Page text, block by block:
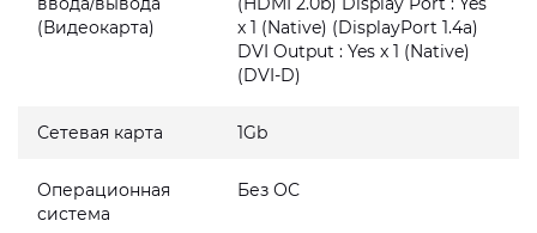
(Видеокарта)
x 1 (Native) (DisplayPort 1.4a)
DVI Output : Yes x 1 (Native)
(DVI-D)
Сетевая карта 1Gb
Операционная
система
Без ОС